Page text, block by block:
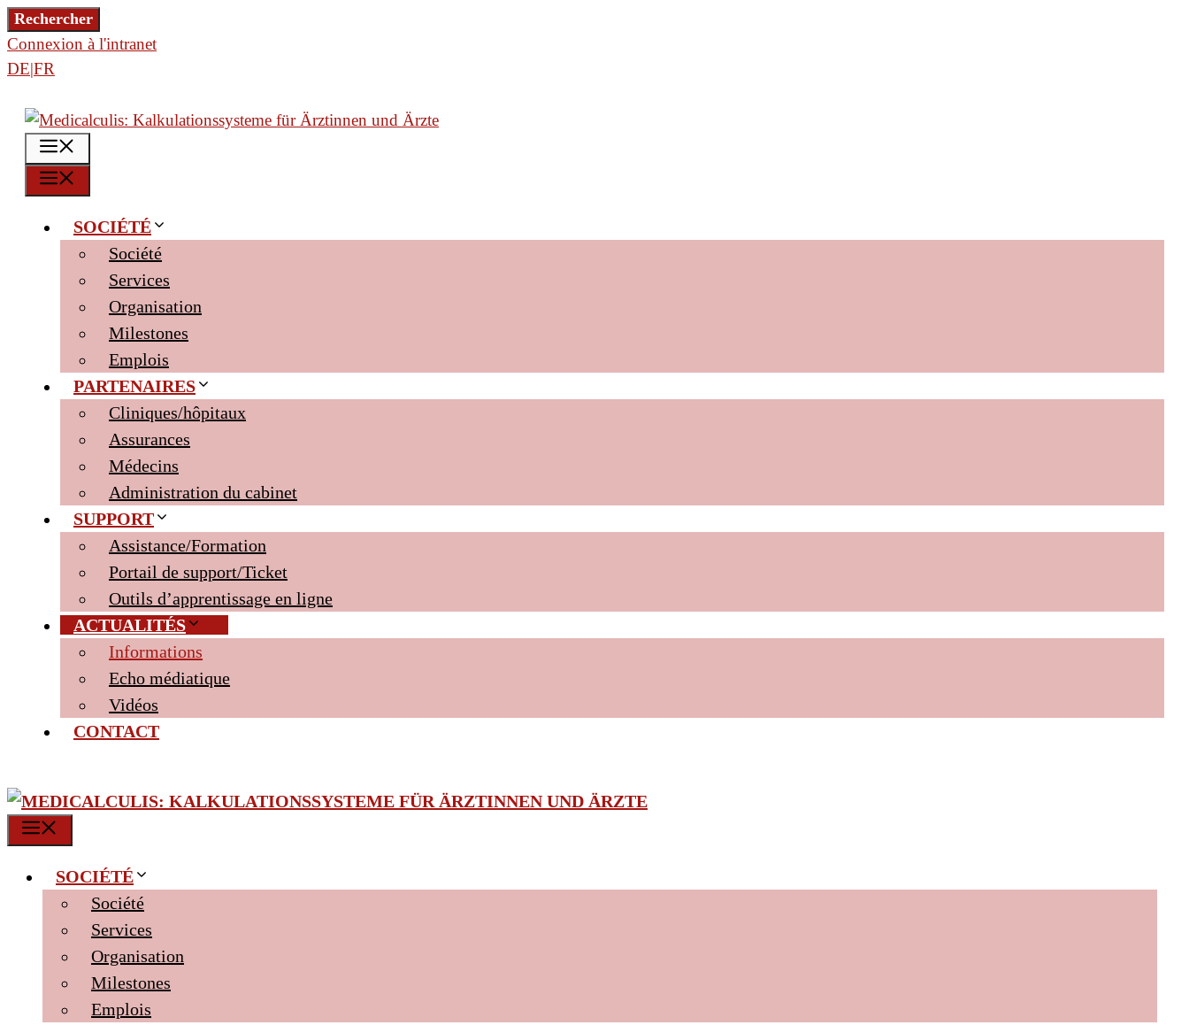
Aller
au
contenu
Rechercher
Rechercher
Connexion à l'intranet
DE|FR
SOCIÉTÉ
Société
Services
Organisation
Milestones
Emplois
PARTENAIRES
Cliniques/hôpitaux
Assurances
Médecins
Administration du cabinet
SUPPORT
Assistance/Formation
Portail de support/Ticket
Outils d’apprentissage en ligne
ACTUALITÉS
Informations
Echo médiatique
Vidéos
CONTACT
SOCIÉTÉ
Société
Services
Organisation
Milestones
Emplois